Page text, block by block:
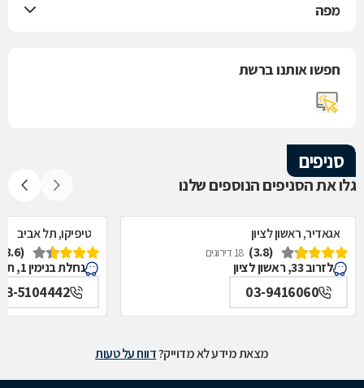
מפה
חפשו אותנו ברשת
סניפים
גלו את הסניפים הנוספים שלנו
אגאדיר, ראשון לציון
(3.8)
18 דירוגים
לזרוב 33, ראשון לציון
03-9416060
טיפיקו, תל אביב
(3.6)
נחלת בנימין 1, תל אביב
5104442
מצאת מידע לא מדוייק?דווח על טעות